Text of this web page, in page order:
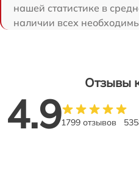
нашей статистике в
наличии всех
Отзывы
4.91799 отзывов